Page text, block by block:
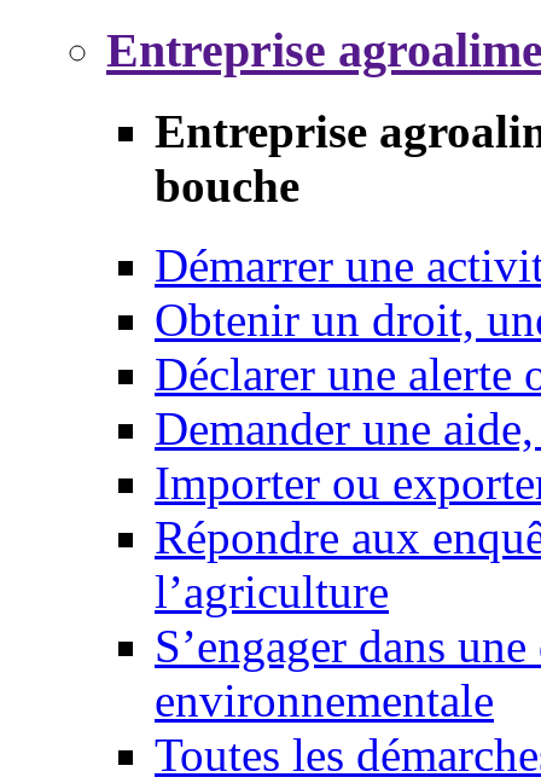
Entreprise
Entreprise
bouche
Démarrer une
Obtenir un droit,
Déclarer une alerte
Demander une
Importer ou
Répondre aux
l’agriculture
S’engager dans
environnementale
Toutes les